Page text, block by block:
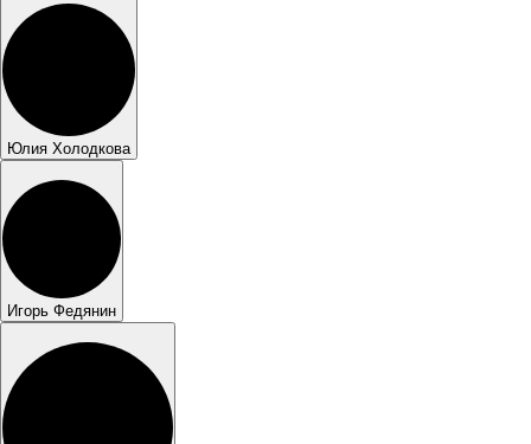
Юлия Холодкова
Игорь Федянин